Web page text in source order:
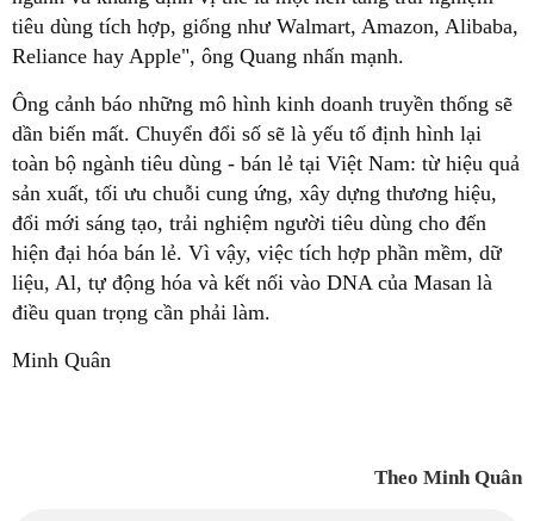
tiêu dùng tích hợp, giống như Walmart, Amazon, Alibaba,
Reliance hay Apple", ông Quang nhấn mạnh.
Ông cảnh báo những mô hình kinh doanh truyền thống sẽ
dần biến mất. Chuyển đổi số sẽ là yếu tố định hình lại
toàn bộ ngành tiêu dùng - bán lẻ tại Việt Nam: từ hiệu quả
sản xuất, tối ưu chuỗi cung ứng, xây dựng thương hiệu,
đổi mới sáng tạo, trải nghiệm người tiêu dùng cho đến
hiện đại hóa bán lẻ. Vì vậy, việc tích hợp phần mềm, dữ
liệu, Al, tự động hóa và kết nối vào DNA của Masan là
điều quan trọng cần phải làm.
Minh Quân
Theo Minh Quân